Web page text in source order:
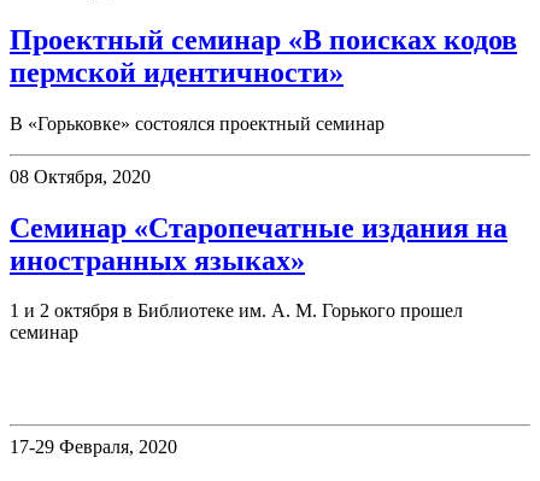
Проектный семинар «В поисках кодов
пермской идентичности»
В «Горьковке» состоялся проектный семинар
08 Октября, 2020
Семинар «Старопечатные издания на
иностранных языках»
1 и 2 октября в Библиотеке им. А. М. Горького прошел
семинар
17-29 Февраля, 2020